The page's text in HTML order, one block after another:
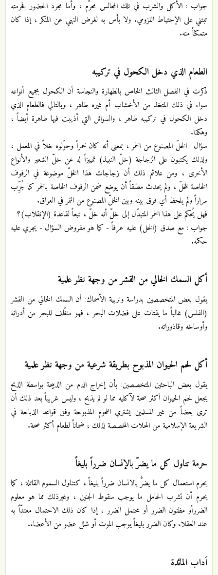
جواب : الأكل والشرب في تلك المجالس محرّم ، وأما مجرد الحضور فحرمته
تبتني على الإحتياط اللزومي. ولا بأس به لغرض النهي عن المنكر ، إذا كان
متمكناً منه.
الطعام الذي دخل الكحول في تركيبه
ذكرت في الفصل الثالث الخاص بالطهارة والنجاسة أن الكحول بجميع أنواعه
سواء في ذلك المتخذ من الأخشاب أم غيره طاهر ، وبالتالي فالطعام الذي
دخل الكحول في تركيبه طاهر ، والسوائل التي أذيبت فيها طاهرة أيضاً ،
وهكذا.
سؤال : الخلّ المصنوع من الخمر ، بمعنى أنه كان خمراً وحوّلوه خلاً في المعمل ،
ولذلك يكتبون على الزجاجة (خلّ النبيذ) تمييزاً له عن خلّ الشعير والأنواع
الأخرى ، ومن علائم ذلك أن زجاجات هذا الخلّ موضوعة في الرفوف
الخاصة للخلّ ، ولم يحدث مطلقاً أن يوضع ضمن الرفوف الخاصة بالخمر كما جُرِّب
مراراً ولم يلحظ أي فرق بينه وبين الخلّ المصنوع من التمر في العراق.
فهل يُحكم على هذا الخمر المتبدّل إلى خلّ أنه خلّ ، تبعاً لقاعدة (الإنقلاب)؟
جواب : مع صدق (الخل) عليه عرفاً - كما هو مفروض السؤال - يجري عليه
حكمه.
أكل السمك الخالي من القشر من وجهة نظر علمية
يقول بعض المتخصصين بدراسة وتربية الأسماك: أن السمك الخالي من القشر
(الفلس) غالباً ما يقتات على فضلات البحر ، فهو منظّف للبحر من أدرانه
وأوساخه وقاذوراته.
أكل لحم الحيوان المذبوح بطريقة شرعية من وجهة نظر علمية
يقول بعض الباحثين المتخصصين: بأن إخراج الدم من الذبيحة بواسطة الذبح
يجعل لحم الحيوان أكثر صحة لآكليه مما لو لم يذبح ، وليس غريباً بعد ذلك أن
ترى بعضاً من غير المسلمين يشتري اللحوم المذبوحة وفق قواعد الذباحة في
الشريعة الإسلامية من المحلات المخصصة لذلك ، ضماناً لطعام أكثر صحة.
حرمة تناول كل ما يضرّ بالإنسان ضرراً بليغاً
يحرم استعمال كل ما يضرُّ بالانسان ضرراً بليغاً ، كتناول السموم القاتلة ، كما
يحرم أن تشرب الحامل ما يوجب سقوط الجنين ، وغيرذلك مما هو معلوم
الضررأو مظنون الضرر أو محتمل الضرر ، إذا كان ذلك الاحتمال معتدّاً به
عند العقلاء وكان الضرر بليغاً يوجب الموت أو شلل عضو من الأعضاء.
اَداب المائدة